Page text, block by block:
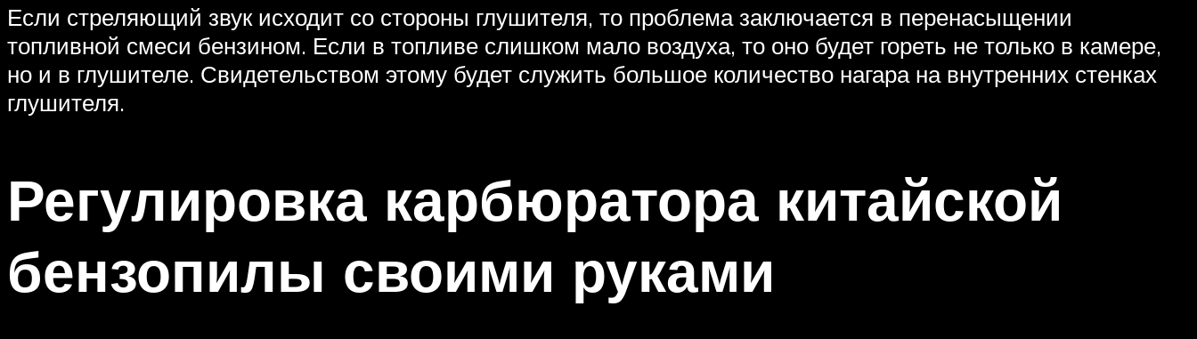
Если стреляющий звук исходит со стороны глушителя, то проблема заключается в перенасыщении
топливной смеси бензином. Если в топливе слишком мало воздуха, то оно будет гореть не только в камере,
но и в глушителе. Свидетельством этому будет служить большое количество нагара на внутренних стенках
глушителя.
Регулировка карбюратора китайской
бензопилы своими руками